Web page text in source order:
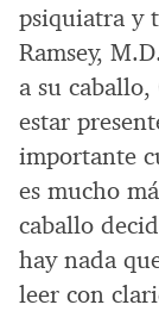
psiquiatra y
Ramsey,
a su
estar
importante
es mucho
caballo
hay nada
leer con